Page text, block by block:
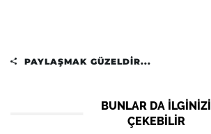
PAYLAŞMAK GÜZELDIR...
BUNLAR DA ILGINIZI
ÇEKEBILIR